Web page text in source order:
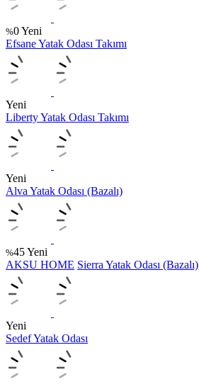
%0Yeni
Efsane Yatak Odası Takımı
Yeni
Liberty Yatak Odası Takımı
Yeni
Alva Yatak Odası (Bazalı)
%45Yeni
AKSU HOME Sierra Yatak Odası (Bazalı)
Yeni
Sedef Yatak Odası